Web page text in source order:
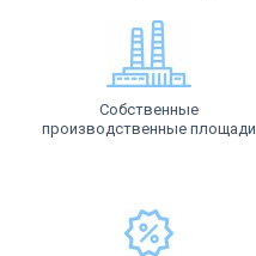
Собственные
производственные площади